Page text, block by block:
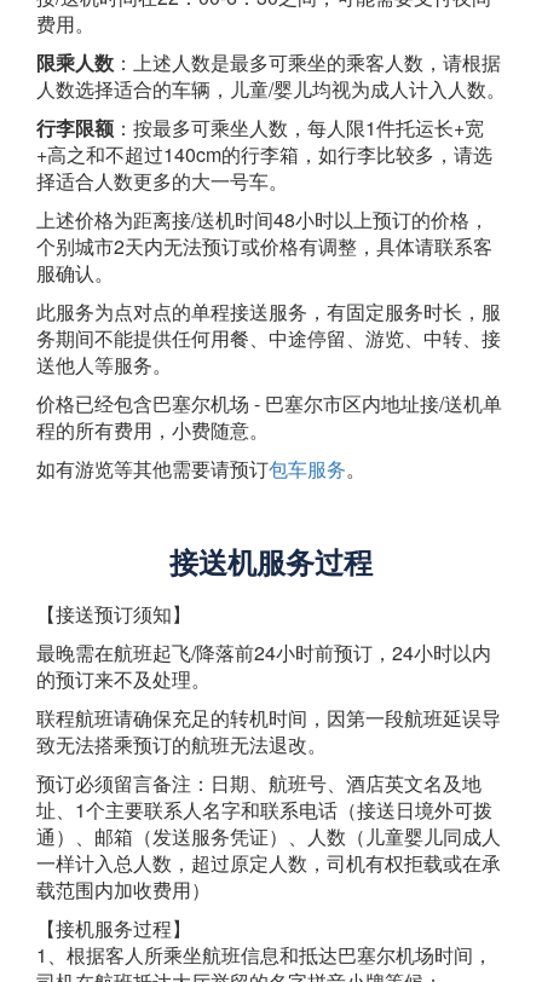
费用。
限乘人数 ：上述人数是最多可乘坐的乘客人数，请根据
人数选择适合的车辆，儿童/婴儿均视为成人计入人数。
行李限额 ：按最多可乘坐人数，每人限1件托运长+宽
+高之和不超过140cm的行李箱，如行李比较多，请选
择适合人数更多的大一号车。
上述价格为距离接/送机时间48小时以上预订的价格，
个别城市2天内无法预订或价格有调整，具体请联系客
服确认。
此服务为点对点的单程接送服务，有固定服务时长，服
务期间不能提供任何用餐、中途停留、游览、中转、接
送他人等服务。
价格已经包含巴塞尔机场 - 巴塞尔市区内地址接/送机单
程的所有费用，小费随意。
如有游览等其他需要请预订包车服务。
接送机服务过程
【接送预订须知】
最晚需在航班起飞/降落前24小时前预订，24小时以内
的预订来不及处理。
联程航班请确保充足的转机时间，因第一段航班延误导
致无法搭乘预订的航班无法退改。
预订必须留言备注：日期、航班号、酒店英文名及地
址、1个主要联系人名字和联系电话（接送日境外可拨
通）、邮箱（发送服务凭证）、人数（儿童婴儿同成人
一样计入总人数，超过原定人数，司机有权拒载或在承
载范围内加收费用）
【接机服务过程】
1、根据客人所乘坐航班信息和抵达巴塞尔机场时间，